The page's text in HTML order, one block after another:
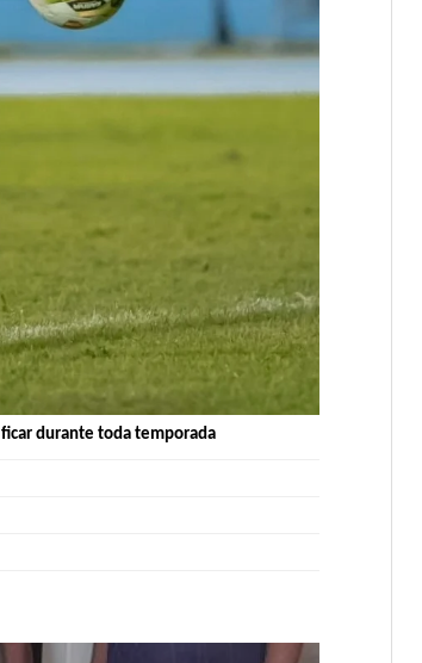
durante toda temporada